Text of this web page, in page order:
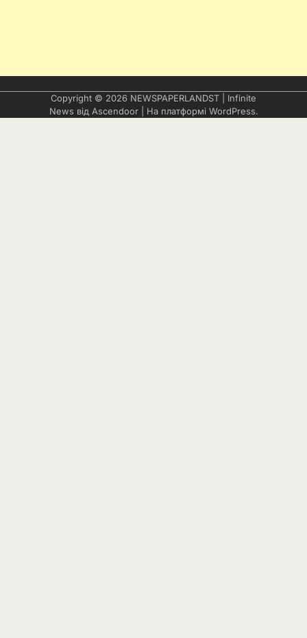
Copyright © 2026 NEWSPAPERLANDST | Infinite
News від Ascendoor| На платформі WordPress.